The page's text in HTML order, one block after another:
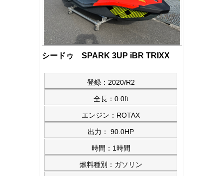
シードゥ SPARK 3UP iBR TRIXX
登録：2020/R2
全長：0.0ft
エンジン：ROTAX
出力： 90.0HP
時間：1時間
燃料種別：ガソリン